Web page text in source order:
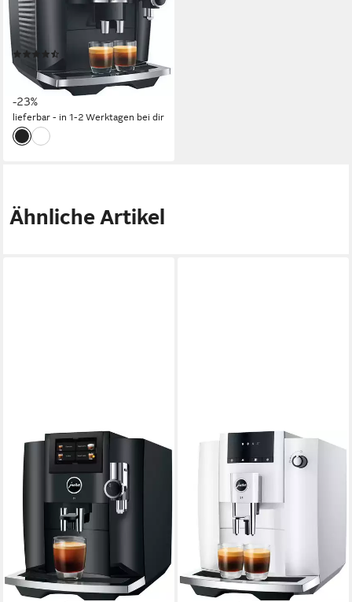
180 g
15 bar
Pumpendruck
Touch-Bedienung
Bedienung
1.699,00 € UVP2.199,00 €
49,33 €mtl. in 48 Raten
-23%
lieferbar - in 1-2 Werktagen bei dir
Ähnliche Artikel